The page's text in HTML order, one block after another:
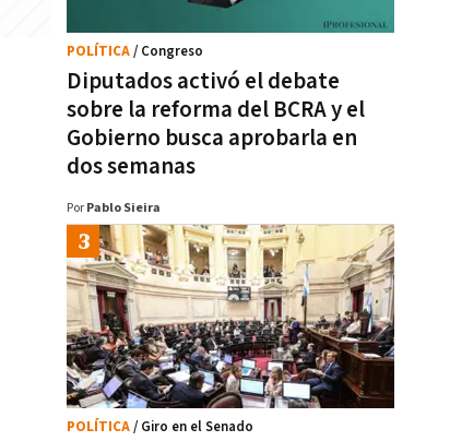
Diputados activó el debate
sobre la reforma del BCRA y el
Gobierno busca aprobarla en
dos semanas
POLÍTICA/ Congreso
Por Pablo Sieira
POLÍTICA/ Giro en el Senado